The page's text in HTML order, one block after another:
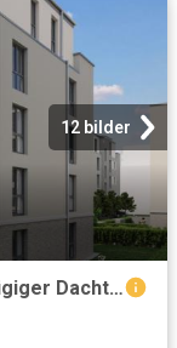
12 bilder
70% verkauft: Penthouse mit großzügiger Dachterrasse – Ihr Rückzugsort auf 131 m²